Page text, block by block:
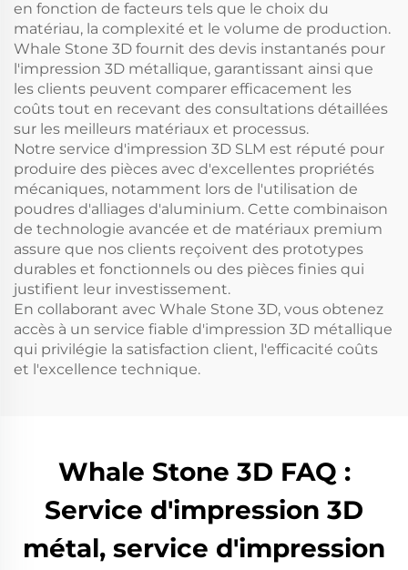
en fonction de facteurs tels que le choix du
matériau, la complexité et le volume de production.
Whale Stone 3D fournit des devis instantanés pour
l'impression 3D métallique, garantissant ainsi que
les clients peuvent comparer efficacement les
coûts tout en recevant des consultations détaillées
sur les meilleurs matériaux et processus.
Notre service d'impression 3D SLM est réputé pour
produire des pièces avec d'excellentes propriétés
mécaniques, notamment lors de l'utilisation de
poudres d'alliages d'aluminium. Cette combinaison
de technologie avancée et de matériaux premium
assure que nos clients reçoivent des prototypes
durables et fonctionnels ou des pièces finies qui
justifient leur investissement.
En collaborant avec Whale Stone 3D, vous obtenez
accès à un service fiable d'impression 3D métallique
qui privilégie la satisfaction client, l'efficacité coûts
et l'excellence technique.
Whale Stone 3D FAQ :
Service d'impression 3D
métal, service d'impression